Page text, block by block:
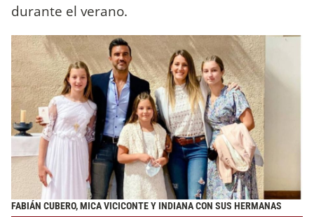
durante el verano.
FABIÁN CUBERO, MICA VICICONTE Y INDIANA CON SUS HERMANAS